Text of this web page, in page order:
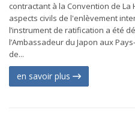
contractant à la Convention de La
aspects civils de l'enlèvement
l’instrument de ratification a été
l’Ambassadeur du Japon aux
de...
en savoir plus